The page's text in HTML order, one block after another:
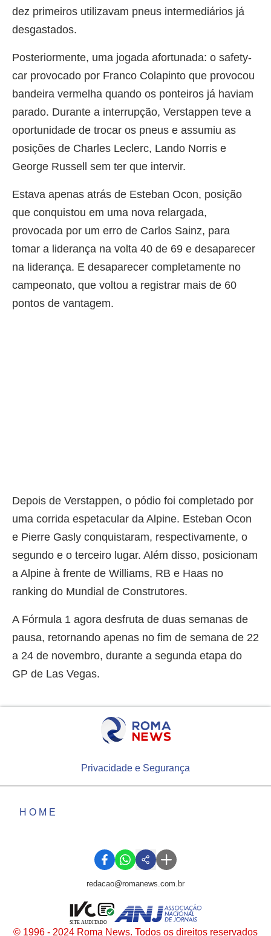
dez primeiros utilizavam pneus intermediários já
desgastados.
Posteriormente, uma jogada afortunada: o safety-
car provocado por Franco Colapinto que provocou
bandeira vermelha quando os ponteiros já haviam
parado. Durante a interrupção, Verstappen teve a
oportunidade de trocar os pneus e assumiu as
posições de Charles Leclerc, Lando Norris e
George Russell sem ter que intervir.
Estava apenas atrás de Esteban Ocon, posição
que conquistou em uma nova relargada,
provocada por um erro de Carlos Sainz, para
tomar a liderança na volta 40 de 69 e desaparecer
na liderança. E desaparecer completamente no
campeonato, que voltou a registrar mais de 60
pontos de vantagem.
Depois de Verstappen, o pódio foi completado por
uma corrida espetacular da Alpine. Esteban Ocon
e Pierre Gasly conquistaram, respectivamente, o
segundo e o terceiro lugar. Além disso, posicionam
a Alpine à frente de Williams, RB e Haas no
ranking do Mundial de Construtores.
A Fórmula 1 agora desfruta de duas semanas de
pausa, retornando apenas no fim de semana de 22
a 24 de novembro, durante a segunda etapa do
GP de Las Vegas.
Privacidade e Segurança
HOME
redacao@romanews.com.br
© 1996 - 2024 Roma News. Todos os direitos reservados
SITE AUDITADO